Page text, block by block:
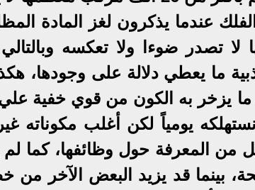
تصدر ضوءا ولا تعكسه
ما يعطي دلالة على وجودها،
ما يزخر به الكون من قوي خفية
يومياً لكن أغلب مكوناته غير
من المعرفة حول وظائفها، كما لم
بينما قد يزيد البعض الآخر من